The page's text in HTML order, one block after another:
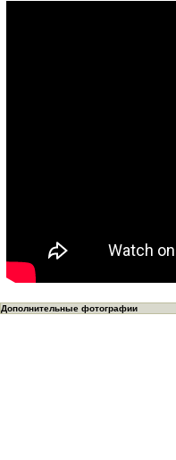
Дополнительные фотографии